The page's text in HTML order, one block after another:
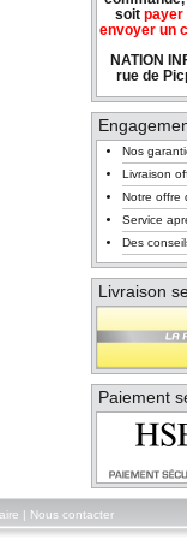
soit payer
envoyer un
NATION
rue de
Nos
Livraison
Notre offre
Service
Des
Livraison
Paiement
Nous contacter